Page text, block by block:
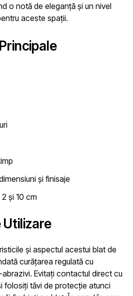
o notă de eleganță și un nivel
aceste spații.
și finisaje
și 10 cm
și aspectul acestui blat de
curățarea regulată cu
Evitați contactul direct cu
folosiți tăvi de protecție atunci